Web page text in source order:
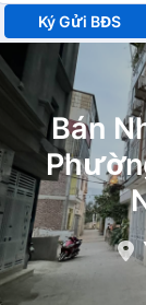
Ký Gửi BĐS
Bán